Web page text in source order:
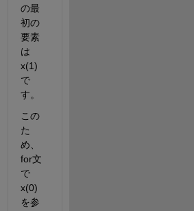
の最
初の
要素
は
x(1)
で
す。
この
た
め、
for文
で
x(0)
を参